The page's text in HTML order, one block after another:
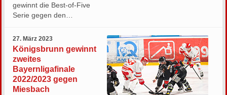
gewinnt die Best-of-Five
Serie gegen den…
27. März 2023
Königsbrunn gewinnt
zweites
Bayernligafinale
2022/2023 gegen
Miesbach